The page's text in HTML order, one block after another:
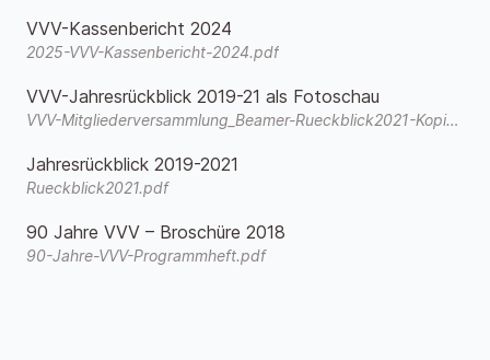
VVV-Kassenbericht 2024
2025-VVV-Kassenbericht-2024.pdf
VVV-Jahresrückblick 2019-21 als Fotoschau
VVV-Mitgliederversammlung_Beamer-Rueckblick2021-Kopie.wmv
Jahresrückblick 2019-2021
Rueckblick2021.pdf
90 Jahre VVV – Broschüre 2018
90-Jahre-VVV-Programmheft.pdf